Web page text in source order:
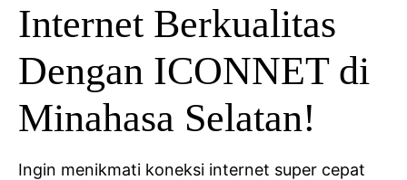
Internet Berkualitas
Dengan ICONNET di
Minahasa Selatan!
Ingin menikmati koneksi internet super cepat